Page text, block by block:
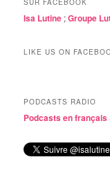
SUR FACEBOOK
Isa Lutine ;Groupe
LIKE US ON
PODCASTS RADIO
Podcasts en français